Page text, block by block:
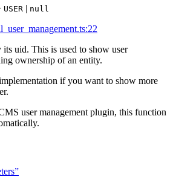
USER | null
uid. This is used to show user
ownership of an entity.
if you want to show more
user management plugin, this function